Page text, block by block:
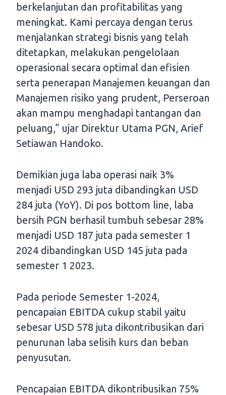
berkelanjutan dan profitabilitas yang
meningkat. Kami percaya dengan terus
menjalankan strategi bisnis yang telah
ditetapkan, melakukan pengelolaan
operasional secara optimal dan efisien
serta penerapan Manajemen keuangan dan
Manajemen risiko yang prudent, Perseroan
akan mampu menghadapi tantangan dan
peluang,” ujar Direktur Utama PGN, Arief
Setiawan Handoko.
Demikian juga laba operasi naik 3%
menjadi USD 293 juta dibandingkan USD
284 juta (YoY). Di pos bottom line, laba
bersih PGN berhasil tumbuh sebesar 28%
menjadi USD 187 juta pada semester 1
2024 dibandingkan USD 145 juta pada
semester 1 2023.
Pada periode Semester 1-2024,
pencapaian EBITDA cukup stabil yaitu
sebesar USD 578 juta dikontribusikan dari
penurunan laba selisih kurs dan beban
penyusutan.
Pencapaian EBITDA dikontribusikan 75%